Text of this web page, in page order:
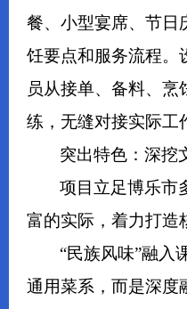
餐、小型宴席、节日
饪要点和服务流程。
员从接单、备料、烹
练，无缝对接实际工
突出特色：深挖
项目立足博乐市
富的实际，着力打造
“民族风味”融入
通用菜系，而是深度